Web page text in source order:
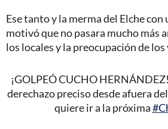
Ese tanto y la merma del Elche
motivó que no pasara mucho más
los locales y la preocupación de
¡GOLPEÓ CUCHO
derechazo preciso desde afuera
quiere ir a la próxima